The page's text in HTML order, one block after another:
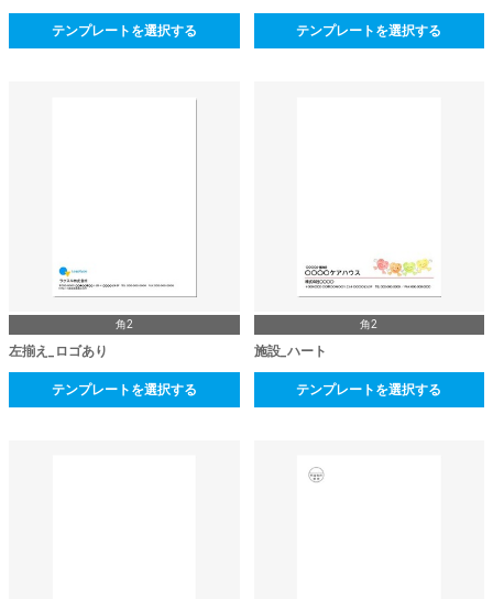
テンプレートを選択する テンプレートを選択する
角2
左揃え_ロゴあり
テンプレートを選択する
角2
施設_ハート
テンプレートを選択する